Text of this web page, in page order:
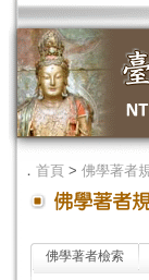
． 首頁 > 佛學著者
佛學著者檢索